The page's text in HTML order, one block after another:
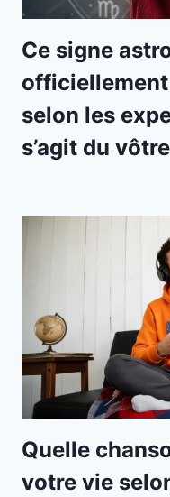
Ce signe
selon les
s’agit du vôtre
Quelle
votre vie